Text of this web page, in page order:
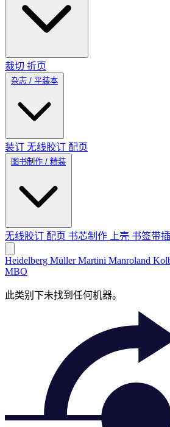
裁切 折页
杂志 / 平装本
装订 无线胶订 配页
图书制作 / 精装
无线胶订 配页 书芯制作 上壳 书签带
Heidelberg Müller Martini Manroland
MBO
此类别下未找到任何机器。